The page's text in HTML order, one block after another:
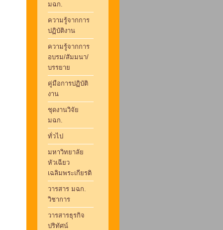
มฉก.
ความรู้จากการ
ปฏิบัติงาน
ความรู้จากการ
อบรม/สัมมนา/
บรรยาย
คู่มือการปฏิบัติ
งาน
ชุดงานวิจัย
มฉก.
ทั่วไป
มหาวิทยาลัย
หัวเฉียว
เฉลิมพระเกียรติ
วารสาร มฉก.
วิชาการ
วารสารธุรกิจ
ปริทัศน์